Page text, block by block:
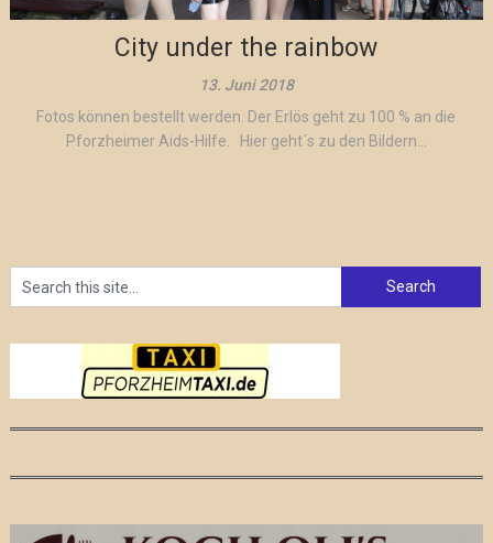
City under the rainbow
13. Juni 2018
Fotos können bestellt werden. Der Erlös geht zu 100 % an die
Pforzheimer Aids-Hilfe. Hier geht´s zu den Bildern...